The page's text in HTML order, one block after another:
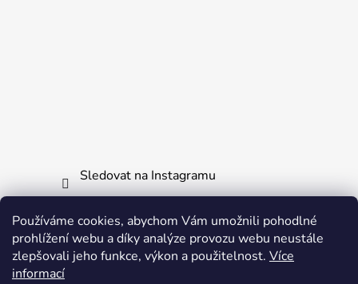
Používáme cookies, abychom Vám umožnili pohodlné
prohlížení webu a díky analýze provozu webu neustále
zlepšovali jeho funkce, výkon a použitelnost. Více
informací
Sledovat na Instagramu
Informace pro vás
Obchodní podmínky